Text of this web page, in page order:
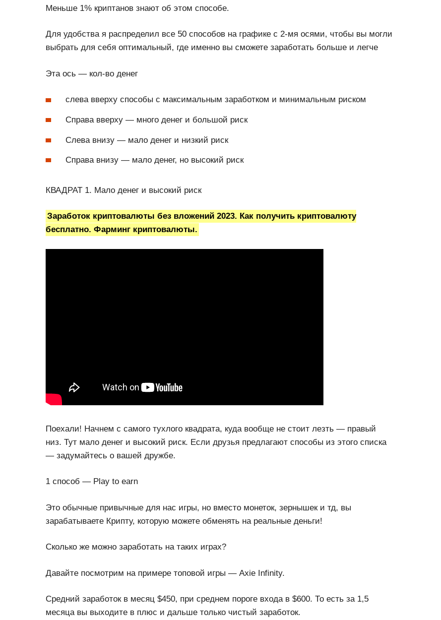
Меньше 1% криптанов знают об этом способе.
Для удобства я распределил все 50 способов на графике с 2-мя осями, чтобы вы могли
выбрать для себя оптимальный, где именно вы сможете заработать больше и легче
Эта ось — кол-во денег
слева вверху способы с максимальным заработком и минимальным риском
Справа вверху — много денег и большой риск
Слева внизу — мало денег и низкий риск
Справа внизу — мало денег, но высокий риск
КВАДРАТ 1. Мало денег и высокий риск
Заработок криптовалюты без вложений 2023. Как получить криптовалюту
бесплатно. Фарминг криптовалюты.
Поехали! Начнем с самого тухлого квадрата, куда вообще не стоит лезть — правый
низ. Тут мало денег и высокий риск. Если друзья предлагают способы из этого списка
— задумайтесь о вашей дружбе.
1 способ — Play to earn
Это обычные привычные для нас игры, но вместо монеток, зернышек и тд, вы
зарабатываете Крипту, которую можете обменять на реальные деньги!
Сколько же можно заработать на таких играх?
Давайте посмотрим на примере топовой игры — Axie Infinity.
Средний заработок в месяц $450, при среднем пороге входа в $600. То есть за 1,5
месяца вы выходите в плюс и дальше только чистый заработок.